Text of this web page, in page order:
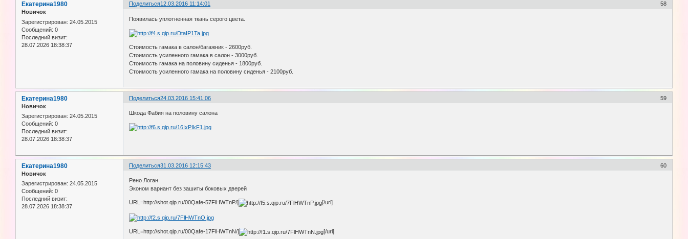
Поделиться 58
12.03.2016 11:14:01
Екатерина1980
Новичок
Зарегистрирован: 24.05.2015
Сообщений: 0
Последний визит:
28.07.2026 18:38:37
Появилась уплотненная ткань серого цвета.
Стоимость гамака в салон/багажник - 2600руб.
Стоимость усиленного гамака в салон - 3000руб.
Стоимость гамака на половину сиденья - 1800руб.
Стоимость усиленного гамака на половину сиденья - 2100руб.
Поделиться 59
24.03.2016 15:41:06
Екатерина1980
Новичок
Зарегистрирован: 24.05.2015
Сообщений: 0
Последний визит:
28.07.2026 18:38:37
Шкода Фабия на половину салона
Поделиться 60
31.03.2016 12:15:43
Екатерина1980
Новичок
Зарегистрирован: 24.05.2015
Сообщений: 0
Последний визит:
28.07.2026 18:38:37
Рено Логан
Эконом вариант без зашиты боковых дверей
URL=http://shot.qip.ru/00Qafe-57FlHWTnP/] [/url]
URL=http://shot.qip.ru/00Qafe-17FlHWTnN/] [/url]